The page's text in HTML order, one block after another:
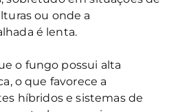
ou onde a
é lenta.
o fungo possui alta
o que favorece a
híbridos e sistemas de